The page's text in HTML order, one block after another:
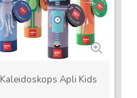
Kaleidoskops Apli Kids